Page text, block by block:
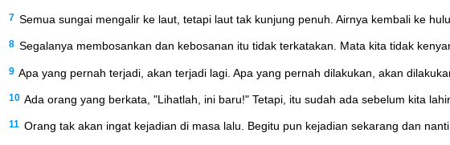
7 Semua sungai mengalir ke laut, tetapi laut tak kunjung penuh. Airnya kembali ke
8 Segalanya membosankan dan kebosanan itu tidak terkatakan. Mata kita tidak
9 Apa yang pernah terjadi, akan terjadi lagi. Apa yang pernah dilakukan, akan
10 Ada orang yang berkata, "Lihatlah, ini baru!" Tetapi, itu sudah ada sebelum kita lahir.
11 Orang tak akan ingat kejadian di masa lalu. Begitu pun kejadian sekarang dan